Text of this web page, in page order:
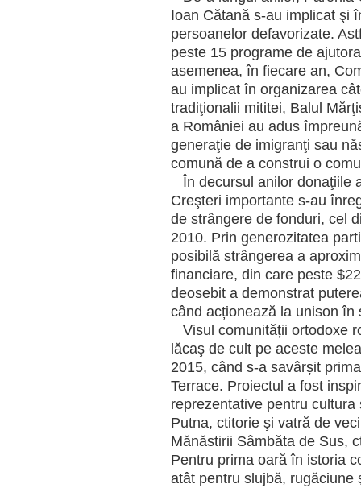
Ioan Cătană s-au implicat şi
persoanelor defavorizate.
peste 15 programe de
asemenea, în fiecare an,
au implicat în organizarea
tradiţionalii mititei, Balul
a României au adus
generaţie de imigranţi sau
comună de a construi o
În decursul anilor donaţiile
Creşteri importante s-au
de strângere de fonduri, cel
2010. Prin generozitatea
posibilă strângerea a
financiare, din care peste
deosebit a demonstrat
când acționează la unison
Visul comunității ortodoxe
lăcaş de cult pe aceste
2015, când s-a savârșit
Terrace. Proiectul a fost
reprezentative pentru
Putna, ctitorie şi vatră de
Mănăstirii Sâmbăta de Sus,
Pentru prima oară în istoria
atât pentru slujbă, rugăciune